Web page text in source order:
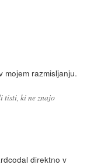
mojem razmisljanju.
tisti, ki ne znajo
direktno v